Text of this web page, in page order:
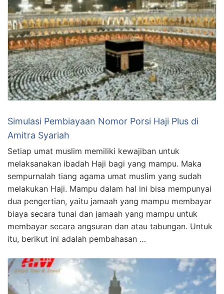
Simulasi Pembiayaan Nomor Porsi Haji Plus di
Amitra Syariah
Setiap umat muslim memiliki kewajiban untuk
melaksanakan ibadah Haji bagi yang mampu. Maka
sempurnalah tiang agama umat muslim yang sudah
melakukan Haji. Mampu dalam hal ini bisa mempunyai
dua pengertian, yaitu jamaah yang mampu membayar
biaya secara tunai dan jamaah yang mampu untuk
membayar secara angsuran dan atau tabungan. Untuk
itu, berikut ini adalah pembahasan …